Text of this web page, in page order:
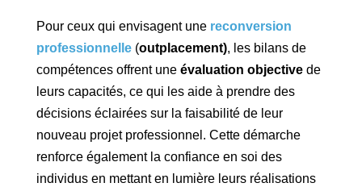
Pour ceux qui envisagent une reconversion
professionnelle(outplacement), les bilans de
compétences offrent une évaluation objectivede
leurs capacités, ce qui les aide à prendre des
décisions éclairées sur la faisabilité de leur
nouveau projet professionnel. Cette démarche
renforce également la confiance en soi des
individus en mettant en lumière leurs réalisations